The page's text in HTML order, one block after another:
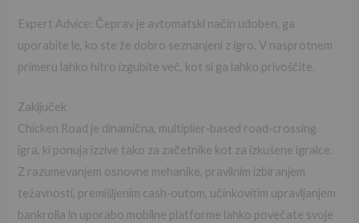
Expert Advice: Čeprav je avtomatski način udoben, ga
uporabite le, ko ste že dobro seznanjeni z igro. V nasprotnem
primeru lahko hitro izgubite več, kot si ga lahko privoščite.
Zaključek
Chicken Road je dinamična, multiplier‑based road‑crossing
igra, ki ponuja izzive tako za začetnike kot za izkušene igralce.
Z razumevanjem osnovne mehanike, pravilnim izbiranjem
težavnosti, premišljenim cash‑outom, učinkovitim upravljanjem
bankrolla in uporabo mobilne platforme lahko povečate svoje